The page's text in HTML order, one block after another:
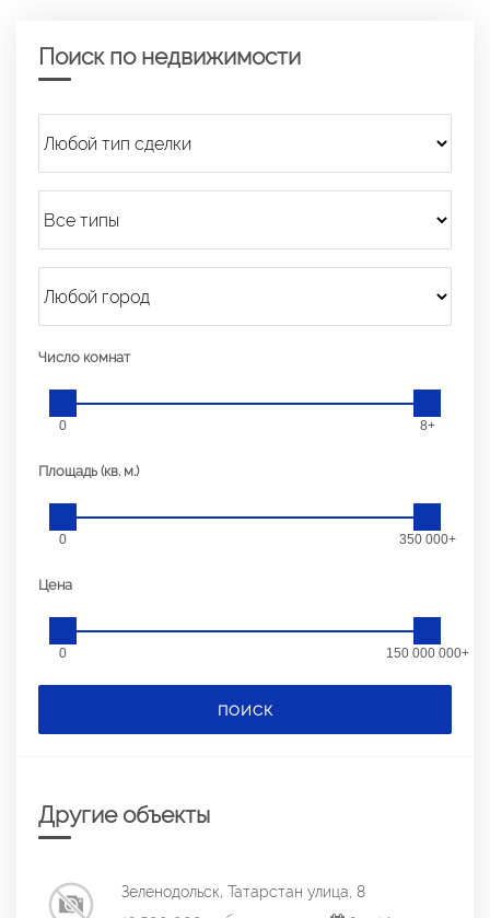
Поиск по недвижимости
Число комнат
0 8+
Площадь (кв. м.)
0 350 000+
Цена
0 150 000 000+
ПОИСК
Другие объекты
Зеленодольск, Татарстан улица, 8